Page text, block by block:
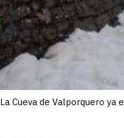
La Cueva de Valporquero ya